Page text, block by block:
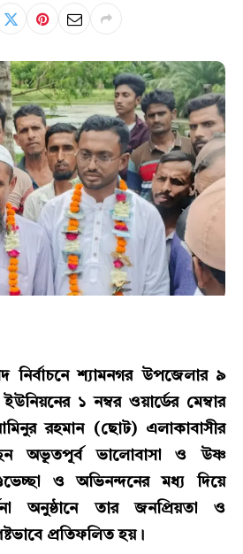
নির্বাচনে শ্যামনগর উপজেলার ৯
১ নম্বর ওয়ার্ডের মেম্বার
রহমান (ছোট) এলাকাবাসীর
অভূতপূর্ব ভালোবাসা ও উষ্ণ
ও অভিনন্দনের মধ্য দিয়ে
অনুষ্ঠানে তার জনপ্রিয়তা ও
প্রতিফলিত হয়।